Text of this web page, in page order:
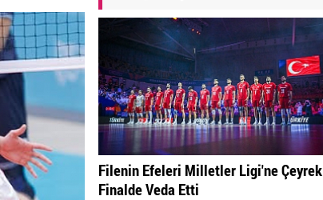
Filenin Efeleri Milletler Ligi'ne Çeyrek
Finalde Veda Etti